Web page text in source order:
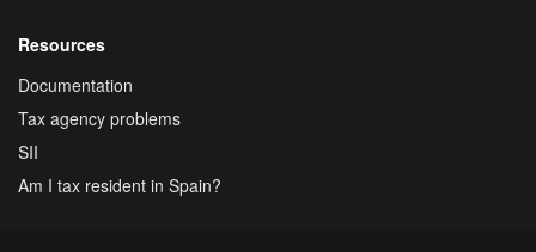
Resources
Documentation
Tax agency problems
SII
Am I tax resident in Spain?